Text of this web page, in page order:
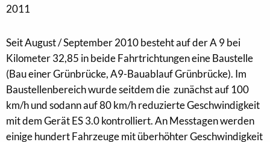
2011
Seit August / September 2010 besteht auf der A 9 bei
Kilometer 32,85 in beide Fahrtrichtungen eine Baustelle
(Bau einer Grünbrücke, A9-Bauablauf Grünbrücke). Im
Baustellenbereich wurde seitdem die zunächst auf 100
km/h und sodann auf 80 km/h reduzierte Geschwindigkeit
mit dem Gerät ES 3.0 kontrolliert. An Messtagen werden
einige hundert Fahrzeuge mit überhöhter Geschwindigkeit